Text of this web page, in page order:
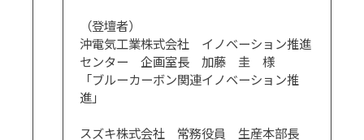
（登壇者）
沖電気工業株式会社 イノベーション推進
センター 企画室長 加藤 圭 様
「ブルーカーボン関連イノベーション推
進」
スズキ株式会社 常務役員 生産本部長